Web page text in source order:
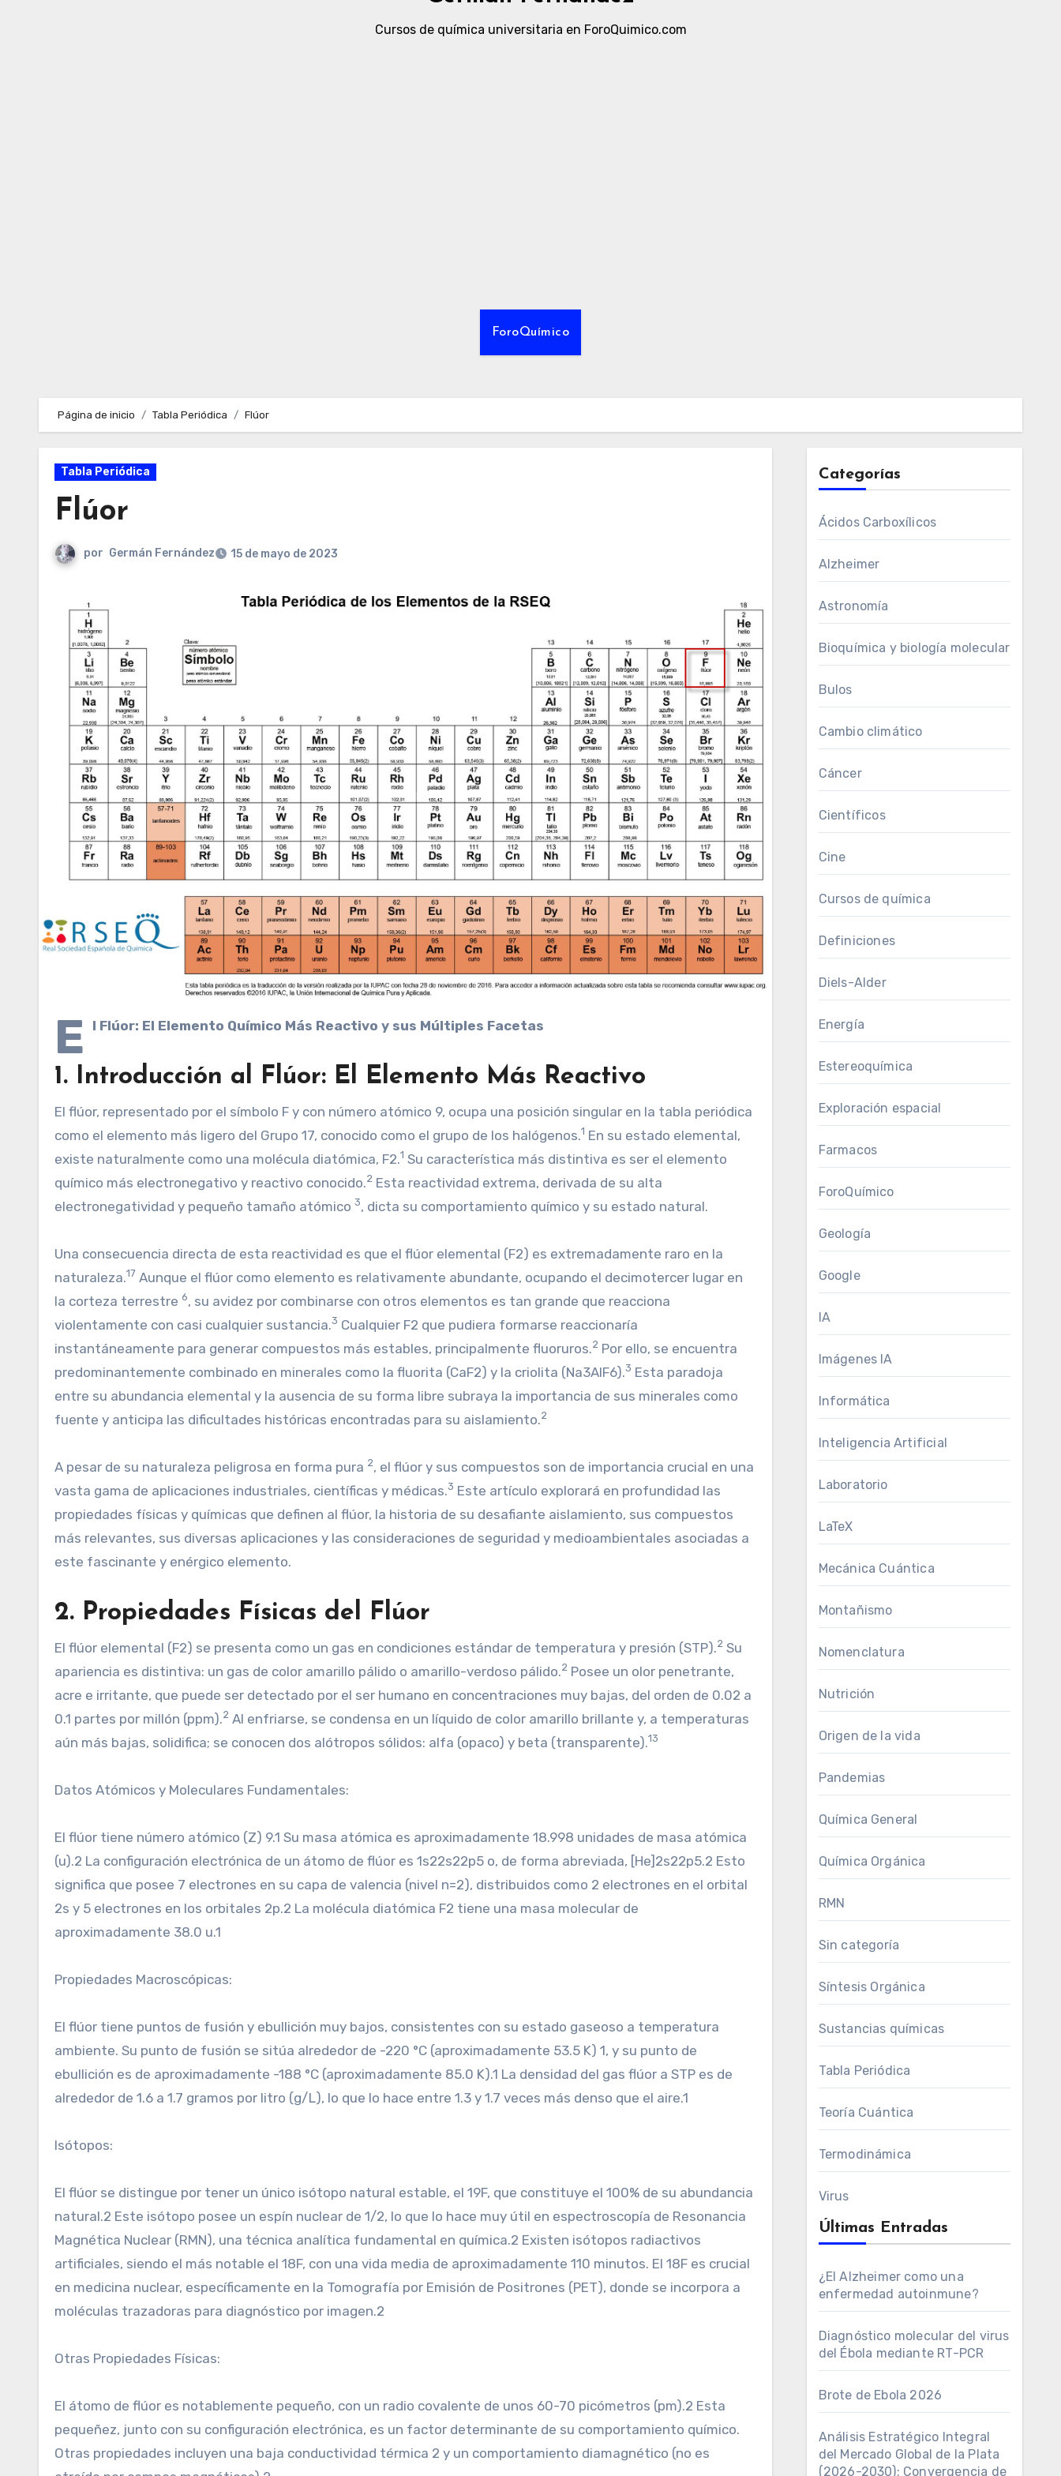
Cursos de química universitaria en ForoQuimico.com
ForoQuímico
Página de inicio Tabla Periódica Flúor
Tabla Periódica
Flúor
por Germán Fernández 15 de mayo de 2023
E l Flúor: El Elemento Químico Más Reactivo y sus Múltiples Facetas
1. Introducción al Flúor: El Elemento Más Reactivo
El flúor, representado por el símbolo F y con número atómico 9, ocupa una posición singular en la tabla periódica
como el elemento más ligero del Grupo 17, conocido como el grupo de los halógenos.1 En su estado elemental,
existe naturalmente como una molécula diatómica, F2​.1 Su característica más distintiva es ser el elemento
químico más electronegativo y reactivo conocido.2 Esta reactividad extrema, derivada de su alta
electronegatividad y pequeño tamaño atómico 3, dicta su comportamiento químico y su estado natural.
Una consecuencia directa de esta reactividad es que el flúor elemental (F2​) es extremadamente raro en la
naturaleza.17 Aunque el flúor como elemento es relativamente abundante, ocupando el decimotercer lugar en
la corteza terrestre 6, su avidez por combinarse con otros elementos es tan grande que reacciona
violentamente con casi cualquier sustancia.3 Cualquier F2​ que pudiera formarse reaccionaría
instantáneamente para generar compuestos más estables, principalmente fluoruros.2 Por ello, se encuentra
predominantemente combinado en minerales como la fluorita (CaF2​) y la criolita (Na3​AlF6​).3 Esta paradoja
entre su abundancia elemental y la ausencia de su forma libre subraya la importancia de sus minerales como
fuente y anticipa las dificultades históricas encontradas para su aislamiento.2
A pesar de su naturaleza peligrosa en forma pura 2, el flúor y sus compuestos son de importancia crucial en una
vasta gama de aplicaciones industriales, científicas y médicas.3 Este artículo explorará en profundidad las
propiedades físicas y químicas que definen al flúor, la historia de su desafiante aislamiento, sus compuestos
más relevantes, sus diversas aplicaciones y las consideraciones de seguridad y medioambientales asociadas a
este fascinante y enérgico elemento.
2. Propiedades Físicas del Flúor
El flúor elemental (F2​) se presenta como un gas en condiciones estándar de temperatura y presión (STP).2 Su
apariencia es distintiva: un gas de color amarillo pálido o amarillo-verdoso pálido.2 Posee un olor penetrante,
acre e irritante, que puede ser detectado por el ser humano en concentraciones muy bajas, del orden de 0.02 a
0.1 partes por millón (ppm).2 Al enfriarse, se condensa en un líquido de color amarillo brillante y, a temperaturas
aún más bajas, solidifica; se conocen dos alótropos sólidos: alfa (opaco) y beta (transparente).13
Datos Atómicos y Moleculares Fundamentales:
El flúor tiene número atómico (Z) 9.1 Su masa atómica es aproximadamente 18.998 unidades de masa atómica
(u).2 La configuración electrónica de un átomo de flúor es 1s22s22p5 o, de forma abreviada, [He]2s22p5.2 Esto
significa que posee 7 electrones en su capa de valencia (nivel n=2), distribuidos como 2 electrones en el orbital
2s y 5 electrones en los orbitales 2p.2 La molécula diatómica F2​ tiene una masa molecular de
aproximadamente 38.0 u.1
Propiedades Macroscópicas:
El flúor tiene puntos de fusión y ebullición muy bajos, consistentes con su estado gaseoso a temperatura
ambiente. Su punto de fusión se sitúa alrededor de -220 °C (aproximadamente 53.5 K) 1, y su punto de
ebullición es de aproximadamente -188 °C (aproximadamente 85.0 K).1 La densidad del gas flúor a STP es de
alrededor de 1.6 a 1.7 gramos por litro (g/L), lo que lo hace entre 1.3 y 1.7 veces más denso que el aire.1
Isótopos:
El flúor se distingue por tener un único isótopo natural estable, el 19F, que constituye el 100% de su abundancia
natural.2 Este isótopo posee un espín nuclear de 1/2, lo que lo hace muy útil en espectroscopía de Resonancia
Magnética Nuclear (RMN), una técnica analítica fundamental en química.2 Existen isótopos radiactivos
artificiales, siendo el más notable el 18F, con una vida media de aproximadamente 110 minutos. El 18F es crucial
en medicina nuclear, específicamente en la Tomografía por Emisión de Positrones (PET), donde se incorpora a
moléculas trazadoras para diagnóstico por imagen.2
Otras Propiedades Físicas:
El átomo de flúor es notablemente pequeño, con un radio covalente de unos 60-70 picómetros (pm).2 Esta
pequeñez, junto con su configuración electrónica, es un factor determinante de su comportamiento químico.
Otras propiedades incluyen una baja conductividad térmica 2 y un comportamiento diamagnético (no es
Categorías
Ácidos Carboxílicos
Alzheimer
Astronomía
Bioquímica y biología molecular
Bulos
Cambio climático
Cáncer
Científicos
Cine
Cursos de química
Definiciones
Diels-Alder
Energía
Estereoquímica
Exploración espacial
Farmacos
ForoQuímico
Geología
Google
IA
Imágenes IA
Informática
Inteligencia Artificial
Laboratorio
LaTeX
Mecánica Cuántica
Montañismo
Nomenclatura
Nutrición
Origen de la vida
Pandemias
Química General
Química Orgánica
RMN
Sin categoría
Síntesis Orgánica
Sustancias químicas
Tabla Periódica
Teoría Cuántica
Termodinámica
Virus
Últimas Entradas
¿El Alzheimer como una
enfermedad autoinmune?
Diagnóstico molecular del virus
del Ébola mediante RT-PCR
Brote de Ebola 2026
Análisis Estratégico Integral
del Mercado Global de la Plata
(2026-2030): Convergencia de